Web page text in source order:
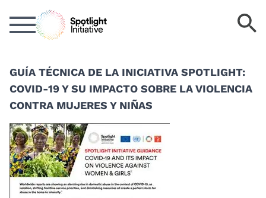
contenido
GUÍA TÉCNICA DE LA INICIATIVA SPOTLIGHT:
COVID-19 Y SU IMPACTO SOBRE LA VIOLENCIA
CONTRA MUJERES Y NIÑAS